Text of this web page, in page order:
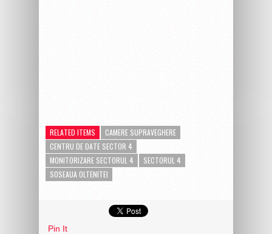
RELATED ITEMS
CAMERE SUPRAVEGHERE
CENTRU DE DATE SECTOR 4
MONITORIZARE SECTORUL 4
SECTORUL 4
SOSEAUA OLTENITEI
Pin It